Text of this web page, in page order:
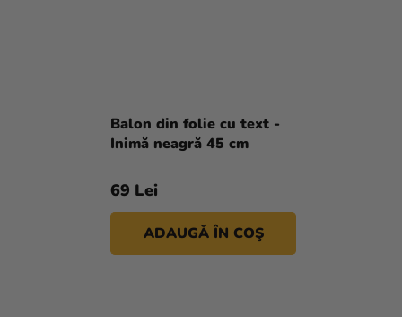
Balon din folie cu text -
Inimă neagră 45 cm
69 Lei
ADAUGĂ ÎN COŞ